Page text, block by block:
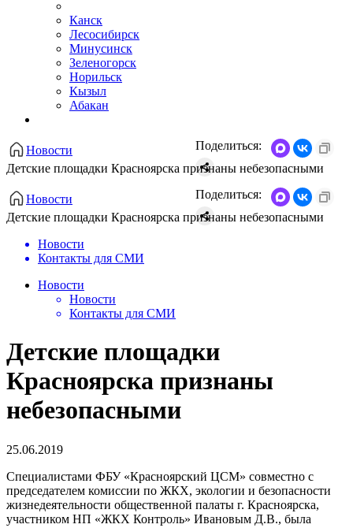
Канск
Лесосибирск
Минусинск
Зеленогорск
Норильск
Кызыл
Абакан
Новости
Детские площадки Красноярска признаны небезопасными
Поделиться:
Новости
Детские площадки Красноярска признаны небезопасными
Поделиться:
Новости
Контакты для СМИ
Новости
Новости
Контакты для СМИ
Детские площадки
Красноярска признаны
небезопасными
25.06.2019
Специалистами ФБУ «Красноярский ЦСМ» совместно с
председателем комиссии по ЖКХ, экологии и безопасности
жизнедеятельности общественной палаты г. Красноярска,
участником НП «ЖКХ Контроль» Ивановым Д.В., была